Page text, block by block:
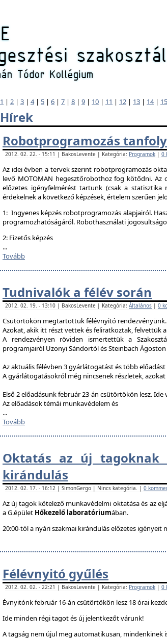
1 | 2 | 3 | 4| 5 | 6 | 7 | 8 | 9 | 10 | 11 | 12 | 13 | 14| 15
Hírek
Robotprogramozás
2012. 02. 22. - 15:11 | BakosLevente | Kategória: Programok | 0
Az idei évben a tervek szerint robotprogramozás
levő MOTOMAN hegesztőrobothoz fog kötődni.
előzetes igényfelmérést tartunk (csak a
érdekelnek a következő képzések, értelem szerűen
1: Ingyenes képzés robotprogramozás alapjairól.
programozhatóságáról. Robothasználati
2: Fizetős képzés
...
Tovább
Tudnivalók a félév során
2012. 02. 19. - 13:10 | BakosLevente | Kategória: Általános | 0
Csütörtökön megtartottuk félévnyitó rendezvényünk.
Azokat, akik itt részt vettek és feliratkoztak, felvettük
A rendezvényen röviden ismertettük a
programjairól Uzonyi Sándortól és Steinbach
Az aktuális félévben 3 gyárlátogatást és több
A gyárlátogatásokról még nincsenek részletek,
Első 2 előadásunk február 23-án csütörtökön lesz.
Az előadások témái munkavédelem és
...
Tovább
Oktatás az új tagoknak
kirándulás
2012. 02. 17. - 16:12 | SimonGergo | Nincs kategória. | 0
Az új tagok kötelező munkavédelmi oktatása és az
a G.épület Hőkezelő laboratóriumában.
20:00-tól a nyári szakmai kirándulás előzetes igényeit
Félévnyitó gyűlés
2012. 02. 02. - 22:21 | BakosLevente | Kategória: Programok | 0
Évnyitónk február 16-án csütörtökön lesz 18 órai
Ide minden régi tagot és új jelentkezőt várunk!
A tagság nem újul meg automatikusan, mindenkinek